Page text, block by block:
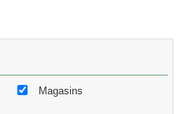
Magasins